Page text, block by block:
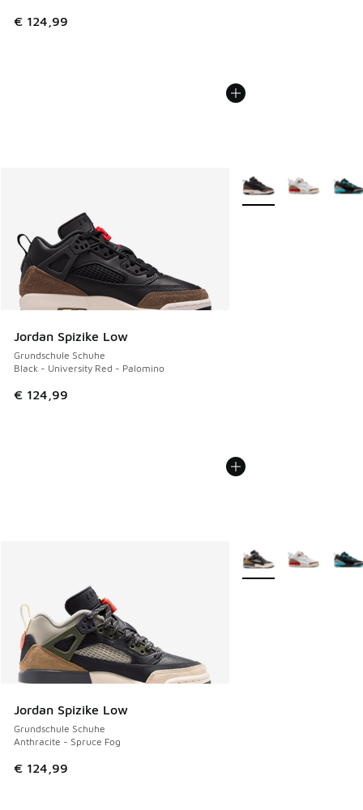
€ 124,99
Jordan Spizike Low
Grundschule Schuhe
Black - University Red - Palomino
€ 124,99
Weitere Farben
Jordan Spizike Low
Grundschule Schuhe
Anthracite - Spruce Fog
€ 124,99
Weitere Farben